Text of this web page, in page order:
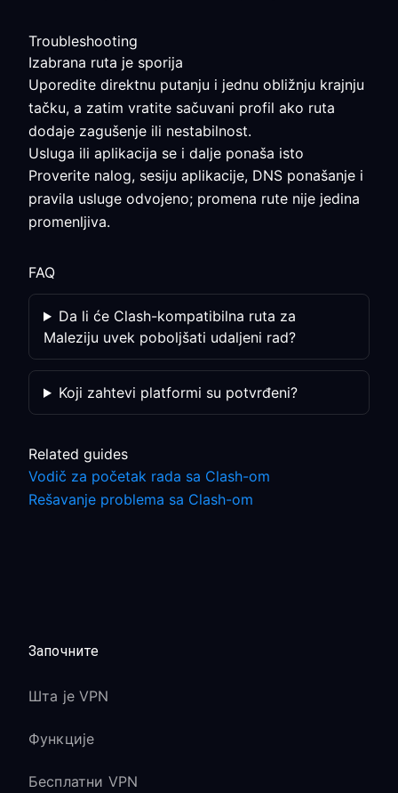
Troubleshooting
Izabrana ruta je sporija
Uporedite direktnu putanju i jednu obližnju krajnju
tačku, a zatim vratite sačuvani profil ako ruta
dodaje zagušenje ili nestabilnost.
Usluga ili aplikacija se i dalje ponaša isto
Proverite nalog, sesiju aplikacije, DNS ponašanje i
pravila usluge odvojeno; promena rute nije jedina
promenljiva.
FAQ
Da li će Clash-kompatibilna ruta za
Maleziju uvek poboljšati udaljeni rad?
Koji zahtevi platformi su potvrđeni?
Related guides
Vodič za početak rada sa Clash-om
Rešavanje problema sa Clash-om
Започните
Шта је VPN
Функције
Бесплатни VPN